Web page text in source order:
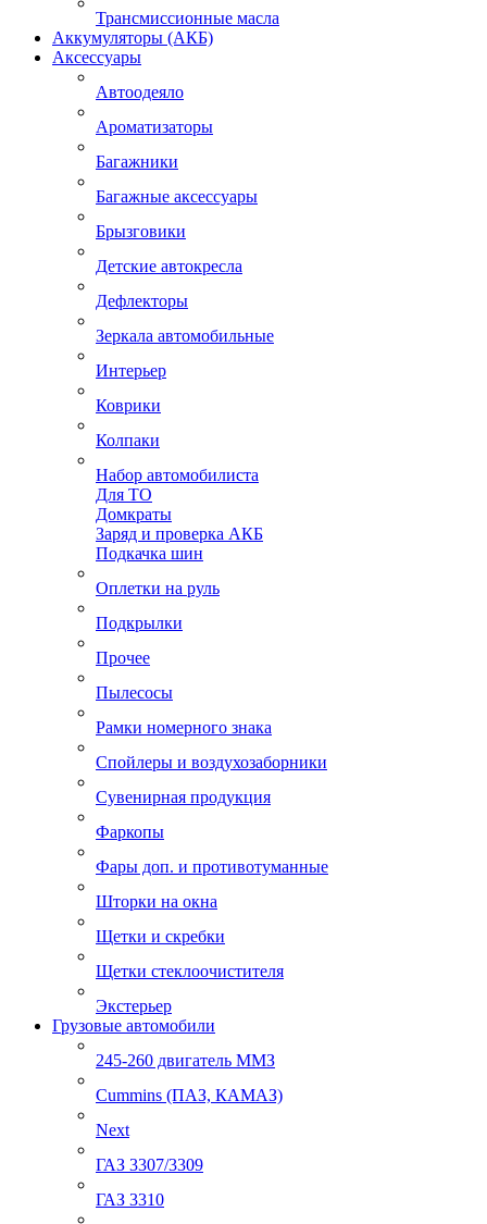
Трансмиссионные масла
Аккумуляторы (АКБ)
Аксессуары
Автоодеяло
Ароматизаторы
Багажники
Багажные аксессуары
Брызговики
Детские автокресла
Дефлекторы
Зеркала автомобильные
Интерьер
Коврики
Колпаки
Набор автомобилиста
Для ТО
Домкраты
Заряд и проверка АКБ
Подкачка шин
Оплетки на руль
Подкрылки
Прочее
Пылесосы
Рамки номерного знака
Спойлеры и воздухозаборники
Сувенирная продукция
Фаркопы
Фары доп. и противотуманные
Шторки на окна
Щетки и скребки
Щетки стеклоочистителя
Экстерьер
Грузовые автомобили
245-260 двигатель ММЗ
Cummins (ПАЗ, КАМАЗ)
Next
ГАЗ 3307/3309
ГАЗ 3310